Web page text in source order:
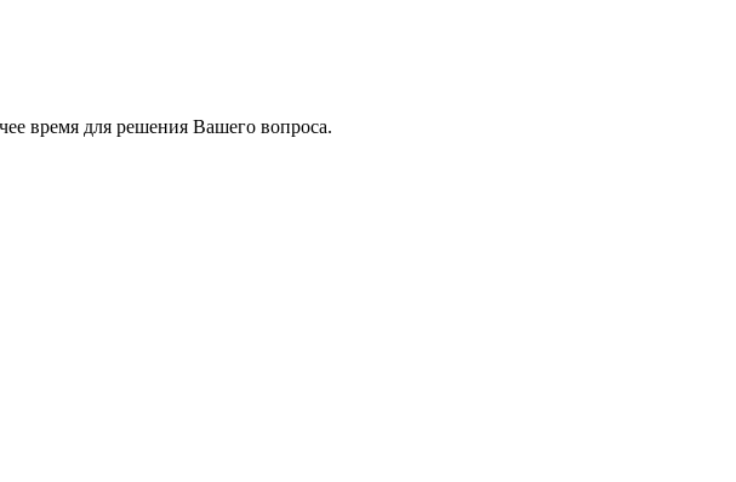
время для решения Вашего вопроса.